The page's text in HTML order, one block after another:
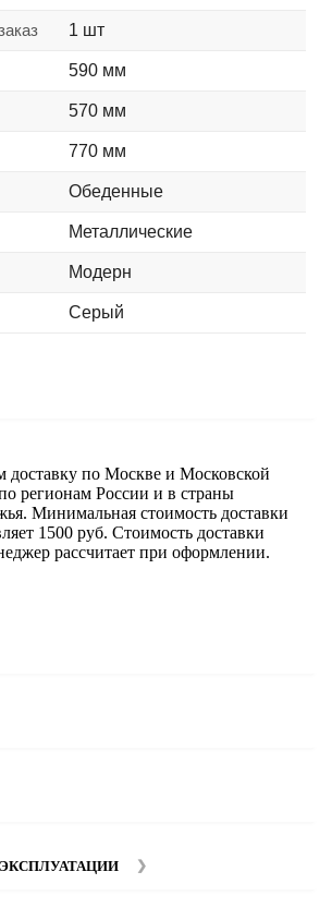
1 шт
590 мм
570 мм
770 мм
Обеденные
Металлические
Модерн
Серый
доставку по Москве и Московской
регионам России и в страны
Минимальная стоимость доставки
1500 руб. Стоимость доставки
рассчитает при оформлении.
с момента покупки при
от количества и моделей